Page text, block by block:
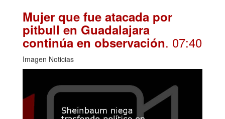
Mujer que fue atacada por
pitbull en Guadalajara
continúa en observación. 07:40
Imagen Noticias